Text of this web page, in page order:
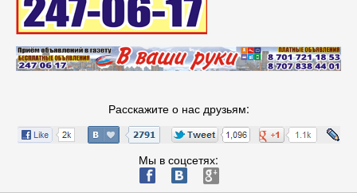
Расскажите о нас друзьям:
Мы в соцсетях:
ä æ è